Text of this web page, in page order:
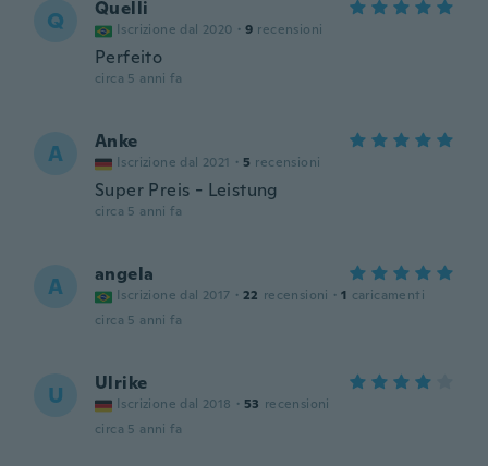
Q Quelli
Iscrizione dal 2020 · 9 recensioni
Perfeito
circa 5 anni fa
A Anke
Iscrizione dal 2021 · 5 recensioni
Super Preis - Leistung
circa 5 anni fa
A angela
Iscrizione dal 2017 · 22 recensioni · 1 caricamenti
circa 5 anni fa
U Ulrike
Iscrizione dal 2018 · 53 recensioni
circa 5 anni fa